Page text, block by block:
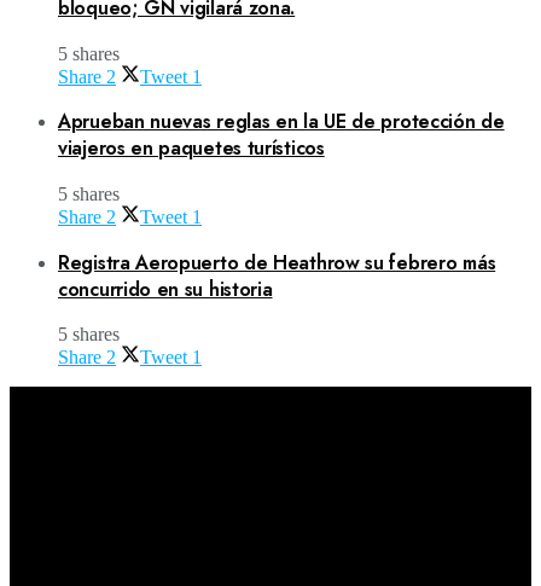
bloqueo; GN vigilará zona.
5 shares
Share 2 Tweet 1
Aprueban nuevas reglas en la UE de protección de
viajeros en paquetes turísticos
5 shares
Share 2 Tweet 1
Registra Aeropuerto de Heathrow su febrero más
concurrido en su historia
5 shares
Share 2 Tweet 1